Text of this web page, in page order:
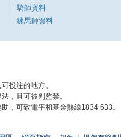
騎師資料
練馬師資料
投注的地方。
，且可被判監禁。
，可致電平和基金熱線1834 633。